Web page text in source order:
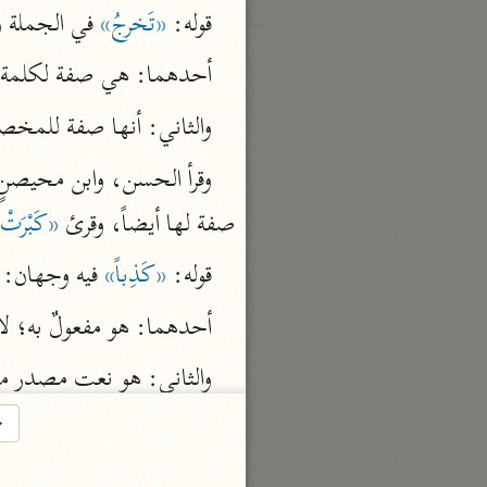
قوله: «تَخرجُ» في
أحدهما: هي صفة
والثاني: أنها صفة
وقرأ الحسن، وابن
صفة لها أيضاً، وقرئ
قوله: «كَذِباً» فيه وجهان:
أحدهما: هو مفعولٌ به؛